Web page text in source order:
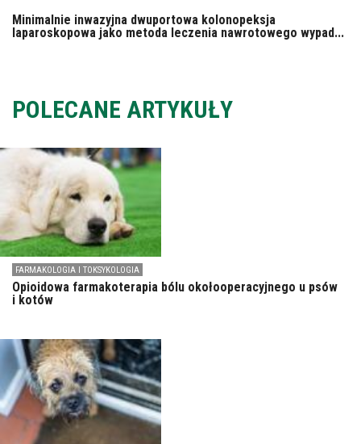
Minimalnie inwazyjna dwuportowa kolonopeksja
laparoskopowa jako metoda leczenia nawrotowego wypad...
POLECANE ARTYKUŁY
FARMAKOLOGIA I TOKSYKOLOGIA
Opioidowa farmakoterapia bólu okołooperacyjnego u psów
i kotów